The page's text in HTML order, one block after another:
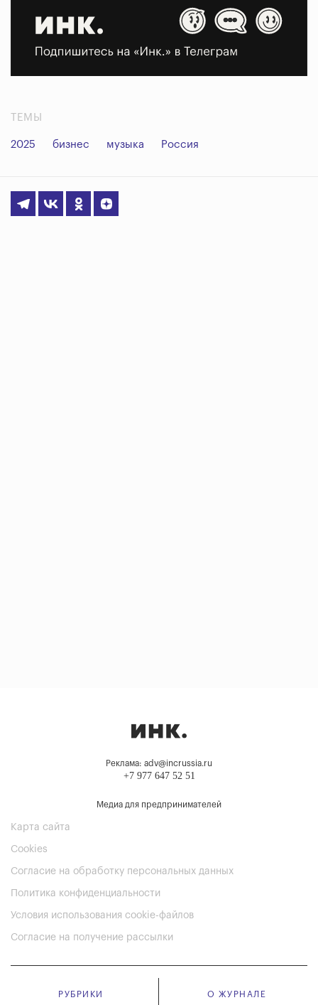
ТЕМЫ
2025 бизнес музыка Россия
Реклама: adv@incrussia.ru
+7 977 647 52 51
Медиа для предпринимателей
Карта сайта
Cookies
Согласие на обработку персональных данных
Политика конфиденциальности
Условия использования cookie-файлов
Согласие на получение рассылки
РУБРИКИ О ЖУРНАЛЕ